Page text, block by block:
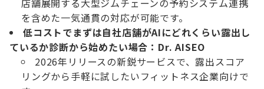
店舗展開する大型ジムチェーンの予約システム連携
を含めた一気通貫の対応が可能です。
低コストでまずは自社店舗がAIにどれくらい露出し
ているか診断から始めたい場合： Dr. AISEO
2026年リリースの新鋭サービスで、露出スコア
リングから手軽に試したいフィットネス企業向けで